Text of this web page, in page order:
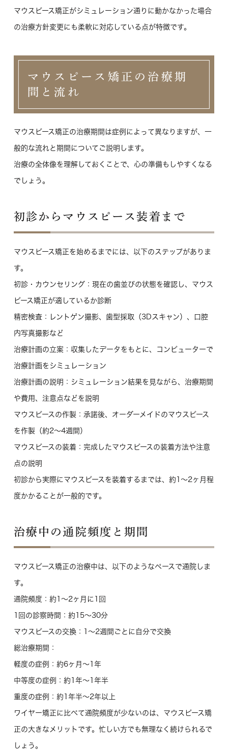
マウスピース矯正がシミュレーション通りに動かなかった場合
の治療方針変更にも柔軟に対応している点が特徴です。
マウスピース矯正の治療期
間と流れ
マウスピース矯正の治療期間は症例によって異なりますが、一
般的な流れと期間についてご説明します。
治療の全体像を理解しておくことで、心の準備もしやすくなる
でしょう。
初診からマウスピース装着まで
マウスピース矯正を始めるまでには、以下のステップがありま
す。
初診・カウンセリング：現在の歯並びの状態を確認し、マウス
ピース矯正が適しているか診断
精密検査：レントゲン撮影、歯型採取（3Dスキャン）、口腔
内写真撮影など
治療計画の立案 ：収集したデータをもとに、コンピューターで
治療計画をシミュレーション
治療計画の説明 ：シミュレーション結果を見ながら、治療期間
や費用、注意点などを説明
マウスピースの作製：承諾後、オーダーメイドのマウスピース
を作製（約2〜4週間）
マウスピースの装着：完成したマウスピースの装着方法や注意
点の説明
初診から実際にマウスピースを装着するまでは、約1〜2ヶ月程
度かかることが一般的です。
治療中の通院頻度と期間
マウスピース矯正の治療中は、以下のようなペースで通院しま
す。
通院頻度：約1〜2ヶ月に1回
1回の診察時間 ：約15〜30分
マウスピースの交換：1〜2週間ごとに自分で交換
総治療期間 ：
軽度の症例：約6ヶ月〜1年
中等度の症例：約1年〜1年半
重度の症例：約1年半〜2年以上
ワイヤー矯正に比べて通院頻度が少ないのは、マウスピース矯
正の大きなメリットです。忙しい方でも無理なく続けられるで
しょう。